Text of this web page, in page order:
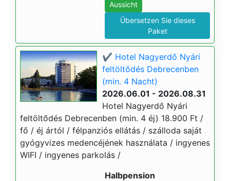
Aussicht
Übersetzen Sie dieses
Paket
✔️ Hotel Nagyerdő Nyári
feltöltődés Debrecenben
(min. 4 Nacht)
2026.06.01 - 2026.08.31
Hotel Nagyerdő Nyári
feltöltődés Debrecenben (min. 4 éj) 18.900 Ft /
fő / éj ártól / félpanziós ellátás / szálloda saját
gyógyvizes medencéjének használata / ingyenes
WIFI / ingyenes parkolás /
Halbpension